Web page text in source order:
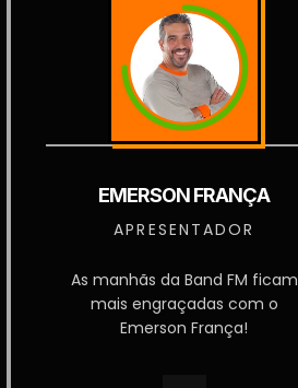
EMERSON FRANÇA
APRESENTADOR
As manhãs da Band FM ficam
mais engraçadas com o
Emerson França!